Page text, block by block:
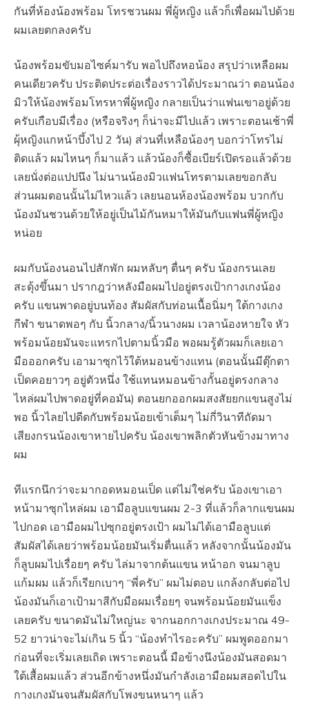
กันที่ห้องน้องพร้อม โทรชวนผม พี่ผู้หญิง แล้วก็เพื่อผมไปด้วย
ผมเลยตกลงครับ
น้องพร้อมขับมอไซค์มารับ พอไปถึงหอน้อง สรุปว่าเหลือผม
คนเดียวครับ ประติดประต่อเรื่องราวได้ประมาณว่า ตอนน้อง
มิวให้น้องพร้อมโทรหาพี่ผู้หญิง กลายเป็นว่าแฟนเขาอยู่ด้วย
ครับเกือบมีเรื่อง (หรือจริงๆ ก็น่าจะมีไปแล้ว เพราะตอนเช้าพี่
ผุ้หญิงแกหน้าบึ้งไป 2 วัน) ส่วนที่เหลือน้องๆ บอกว่าโทรไม่
ติดแล้ว ผมไหนๆ ก็มาแล้ว แล้วน้องก็ซื้อเบียร์เปิดรอแล้วด้วย
เลยนั่งต่อแปปนึง ไม่นานน้องมิวแฟนโทรตามเลยขอกลับ
ส่วนผมตอนนั้นไม่ไหวแล้ว เลยนอนห้องน้องพร้อม บวกกับ
น้องมันชวนด้วยให้อยู่เป็นไม้กันหมาให้มันกับแฟนพี่ผู้หญิง
หน่อย
ผมกับน้องนอนไปสักพัก ผมหลับๆ ตื่นๆ ครับ น้องกรนเลย
สะดุ้งขึ้นมา ปรากฎว่าหลังมือผมไปอยู่ตรงเป้ากางเกงน้อง
ครับ แขนพาดอยู่บนท้อง สัมผัสกับท่อนเนื้อนิ่มๆ ใต้กางเกง
กีฬา ขนาดพอๆ กับ นิ้วกลาง/นิ้วนางผม เวลาน้องหายใจ หัว
พร้อมน้อยมันจะแทรกไปตามนิ้วมือ พอผมรู้ตัวผมก็เลยเอา
มือออกครับ เอามาซุกไว้ใต้หมอนข้างแทน (ตอนนั้นมีตุ๊กตา
เป็ดคอยาวๆ อยู่ตัวหนึ่ง ใช้แทนหมอนข้างกั้นอยู่ตรงกลาง
ไหล่ผมไปพาดอยู่ที่คอมัน) ตอนยกออกผมสงสัยยกแขนสูงไม่
พอ นิ้วไลยไปดีดกับพร้อมน้อยเข้าเต็มๆ ไม่กี่วินาทีถัดมา
เสียงกรนน้องเขาหายไปครับ น้องเขาพลิกตัวหันข้างมาทาง
ผม
ทีแรกนึกว่าจะมากอดหมอนเป็ด แต่ไม่ใช่ครับ น้องเขาเอา
หน้ามาซุกไหล่ผม เอามือลูบแขนผม 2-3 ที่แล้วก็ลากแขนผม
ไปกอด เอามือผมไปซุกอยู่ตรงเป้า ผมไม่ได้เอามือลูบแต่
สัมผัสได้เลยว่าพร้อมน้อยมันเริ่มตื่นแล้ว หลังจากนั้นน้องมัน
ก็ลูบผมไปเรื่อยๆ ครับ ไล่มาจากต้นแขน หน้าอก จนมาลูบ
แก้มผม แล้วก็เรียกเบาๆ “พี่ครับ” ผมไม่ตอบ แกล้งกลับต่อไป
น้องมันก็เอาเป้ามาสีกับมือผมเรื่อยๆ จนพร้อมน้อยมันแข็ง
เลยครับ ขนาดมันไม่ใหญ่นะ จากนอกกางเกงประมาณ 49-
52 ยาวน่าจะไม่เกิน 5 นิ้ว “น้องทำไรอะครับ” ผมพูดออกมา
ก่อนที่จะเริ่มเลยเถิด เพราะตอนนี้ มือข้างนึงน้องมันสอดมา
ใต้เสื้อผมแล้ว ส่วนอีกข้างหนึ่งมันกำลังเอามือผมสอดไปใน
กางเกงมันจนสัมผัสกับโพงขนหนาๆ แล้ว